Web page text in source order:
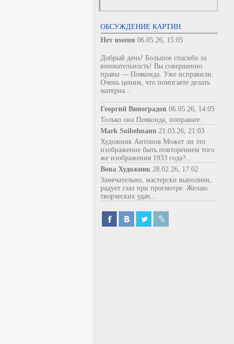
ОБСУЖДЕНИЕ КАРТИН
Нет имени 06.05.26, 15:05
Добрый день! Большое спасибо за
внимательность! Вы совершенно
правы — Пояконда. Уже исправили.
Очень ценим, что помогаете делать
материа...
Георгий Виноградов 06.05.26, 14:05
Только она Пояконда, поправьте.
Mark Soibelmann 21.03.26, 21:03
Художник Антонов Может ли это
изображение быть повторением того
же изображения 1933 года?...
Вова Художник 28.02.26, 17:02
Замечательно, мастерски выполнен,
радует глаз при просмотре. Желаю
творческих удач...